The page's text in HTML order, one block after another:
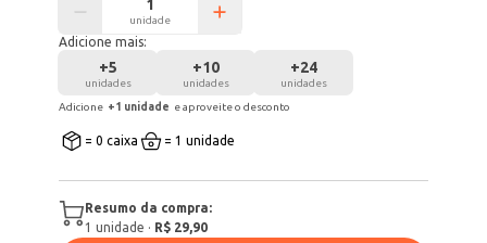
unidade
Adicione mais:
+5
unidades
+10
unidades
+24
unidades
Adicione +1 unidade e aproveite o desconto
= 0 caixa = 1 unidade
Resumo da compra:
1 unidade · R$ 29,90